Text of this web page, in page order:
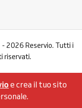
2026 Reservio. Tutti i
riservati.
e crea il tuo sito